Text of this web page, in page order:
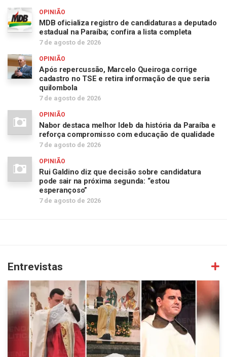
OPINIÃO
MDB oficializa registro de candidaturas a deputado
estadual na Paraíba; confira a lista completa
7 de agosto de 2026
OPINIÃO
Após repercussão, Marcelo Queiroga corrige
cadastro no TSE e retira informação de que seria
quilombola
7 de agosto de 2026
OPINIÃO
Nabor destaca melhor Ideb da história da Paraíba e
reforça compromisso com educação de qualidade
7 de agosto de 2026
OPINIÃO
Rui Galdino diz que decisão sobre candidatura
pode sair na próxima segunda: “estou
esperançoso”
7 de agosto de 2026
Entrevistas